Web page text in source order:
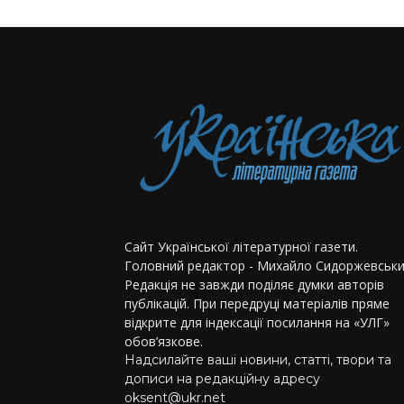
Сайт Української літературної газети.
Головний редактор - Михайло
Редакція не завжди поділяє думки авторів
публікацій. При передруці матеріалів пряме
відкрите для індексації посилання на «УЛГ»
обов’язкове.
Надсилайте ваші новини, статті, твори та
дописи на редакційну адресу
oksent@ukr.net